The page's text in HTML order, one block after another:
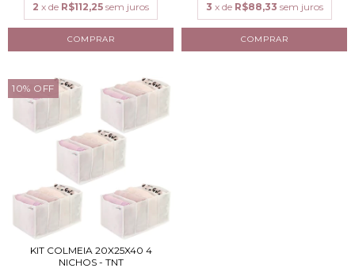
2 x de R$112,25 sem juros 3 x de R$88,33 sem juros
10% OFF
KIT COLMEIA 20X25X40 4
NICHOS - TNT